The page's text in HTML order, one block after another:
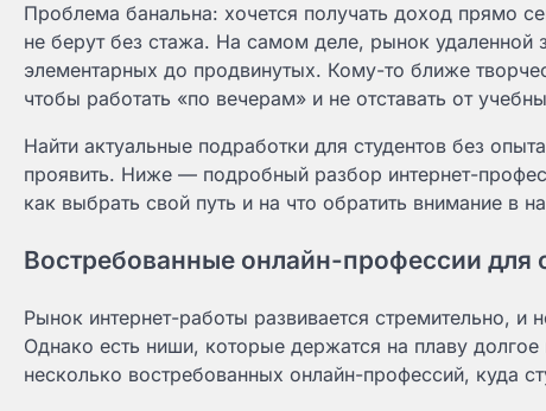
Проблема банальна: хочется получать доход прямо
не берут без стажа. На самом деле, рынок удаленной
элементарных до продвинутых. Кому-то ближе
чтобы работать «по вечерам» и не отставать от
Найти актуальные подработки для студентов без
проявить. Ниже — подробный разбор интернет-
как выбрать свой путь и на что обратить внимание в
Востребованные онлайн-профессии для
Рынок интернет-работы развивается стремительно,
Однако есть ниши, которые держатся на плаву
несколько востребованных онлайн-профессий, куда